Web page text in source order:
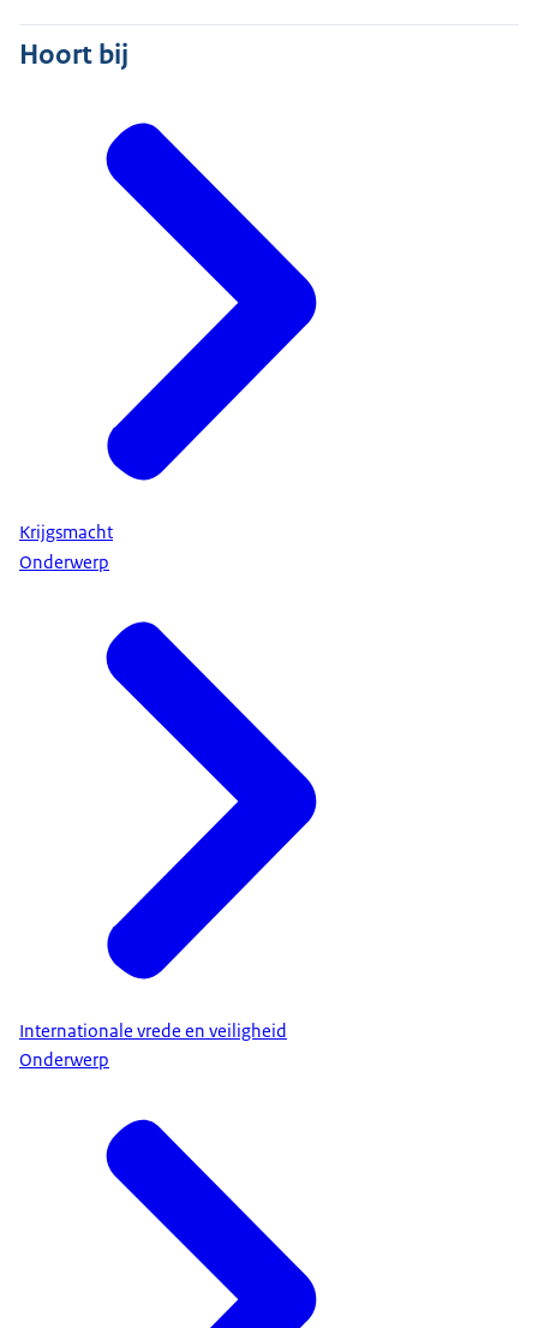
Hoort bij
Krijgsmacht
Onderwerp
Internationale vrede en veiligheid
Onderwerp